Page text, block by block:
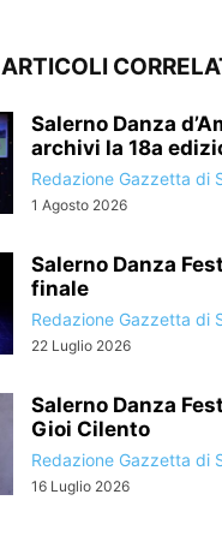
ARTICOLI
Salerno Danza
archivi la 18a
Redazione Gazzetta di
1 Agosto 2026
Salerno Danza
finale
Redazione Gazzetta di
22 Luglio 2026
Salerno Danza
Gioi Cilento
Redazione Gazzetta di
16 Luglio 2026